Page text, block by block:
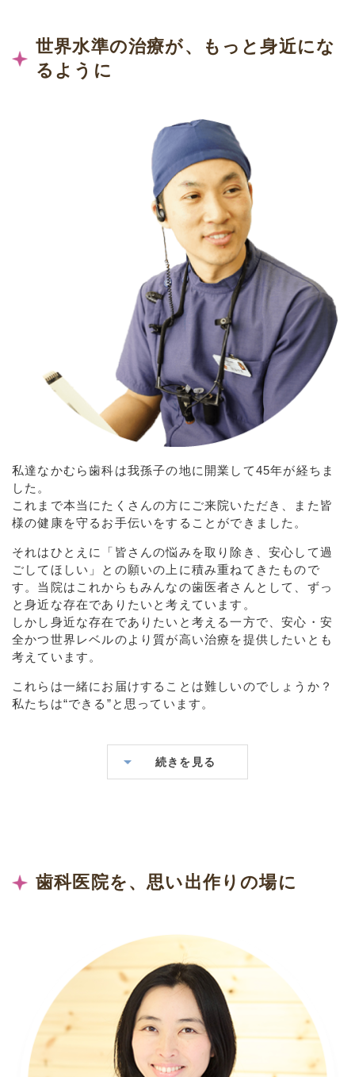
世界水準の治療が、もっと身近にな
るように
私達なかむら歯科は我孫子の地に開業して45年が経ちま
した。
これまで本当にたくさんの方にご来院いただき、また皆
様の健康を守るお手伝いをすることができました。
それはひとえに「皆さんの悩みを取り除き、安心して過
ごしてほしい」との願いの上に積み重ねてきたもので
す。当院はこれからもみんなの歯医者さんとして、ずっ
と身近な存在でありたいと考えています。
しかし身近な存在でありたいと考える一方で、安心・安
全かつ世界レベルのより質が高い治療を提供したいとも
考えています。
これらは一緒にお届けすることは難しいのでしょうか？
私たちは“できる”と思っています。
続きを見る
歯科医院を、思い出作りの場に